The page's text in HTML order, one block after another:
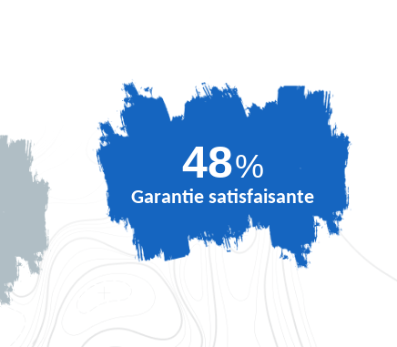
63%
Garantie satisfaisante